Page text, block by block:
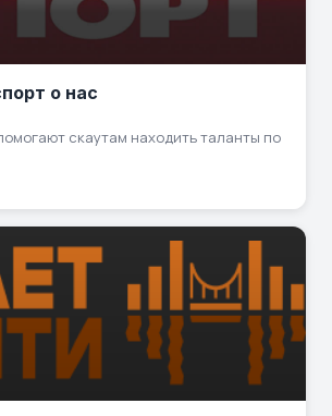
о нас
скаутам находить таланты по